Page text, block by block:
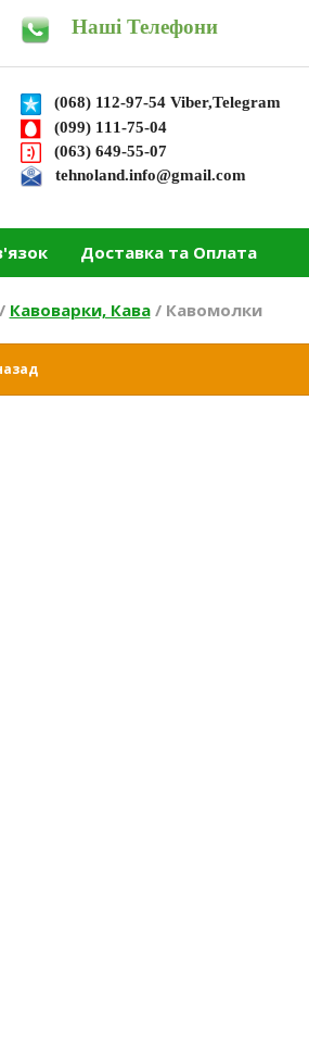
Наші Телефони
(068) 112-97-54 Viber,Telegram
(099) 111-75-04
(063) 649-55-07
tehnoland.info@gmail.com
Доставка та Оплата
/ Кавоварки, Кава / Кавомолки